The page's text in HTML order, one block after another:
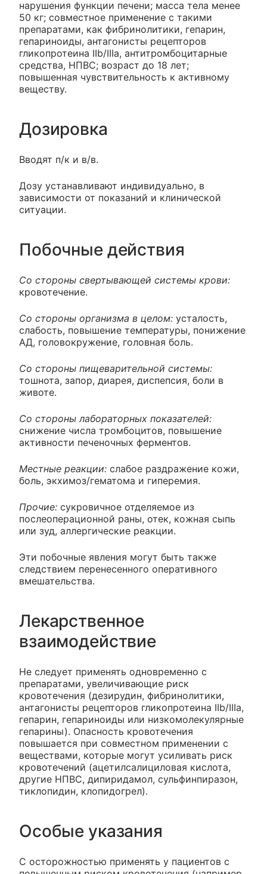
нарушения функции печени; масса тела менее
50 кг; совместное применение с такими
препаратами, как фибринолитики, гепарин,
гепариноиды, антагонисты рецепторов
гликопротеина IIb/IIIa, антитромбоцитарные
средства, НПВС; возраст до 18 лет;
повышенная чувствительность к активному
веществу.
Дозировка
Вводят п/к и в/в.
Дозу устанавливают индивидуально, в
зависимости от показаний и клинической
ситуации.
Побочные действия
Со стороны свертывающей системы крови:
кровотечение.
Со стороны организма в целом: усталость,
слабость, повышение температуры, понижение
АД, головокружение, головная боль.
Со стороны пищеварительной системы:
тошнота, запор, диарея, диспепсия, боли в
животе.
Со стороны лабораторных показателей:
снижение числа тромбоцитов, повышение
активности печеночных ферментов.
Местные реакции: слабое раздражение кожи,
боль, экхимоз/гематома и гиперемия.
Прочие: сукровичное отделяемое из
послеоперационной раны, отек, кожная сыпь
или зуд, аллергические реакции.
Эти побочные явления могут быть также
следствием перенесенного оперативного
вмешательства.
Лекарственное
взаимодействие
Не следует применять одновременно с
препаратами, увеличивающие риск
кровотечения (дезирудин, фибринолитики,
антагонисты рецепторов гликопротеина IIb/IIIa,
гепарин, гепариноиды или низкомолекулярные
гепарины). Опасность кровотечения
повышается при совместном применении с
веществами, которые могут усиливать риск
кровотечений (ацетилсалициловая кислота,
другие НПВС, дипиридамол, сульфинпиразон,
тиклопидин, клопидогрел).
Особые указания
С осторожностью применять у пациентов с